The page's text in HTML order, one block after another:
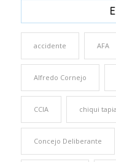
accidente AFA
Alfredo Cornejo
CCIA chiqui tapia
Concejo Deliberante